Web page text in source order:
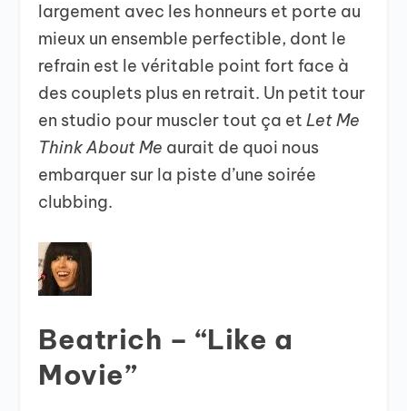
largement avec les honneurs et porte au
mieux un ensemble perfectible, dont le
refrain est le véritable point fort face à
des couplets plus en retrait. Un petit tour
en studio pour muscler tout ça et Let Me
Think About Me aurait de quoi nous
embarquer sur la piste d’une soirée
clubbing.
Beatrich – “Like a
Movie”